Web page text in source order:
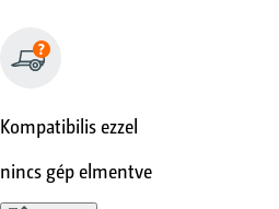
Kompatibilis ezzel
nincs gép elmentve